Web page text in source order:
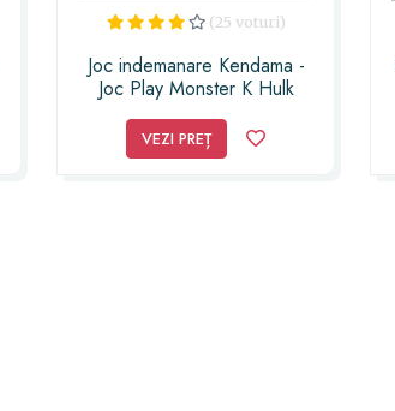
(25 voturi)
Joc indemanare Kendama -
Joc Play Monster K Hulk
VEZI PREȚ